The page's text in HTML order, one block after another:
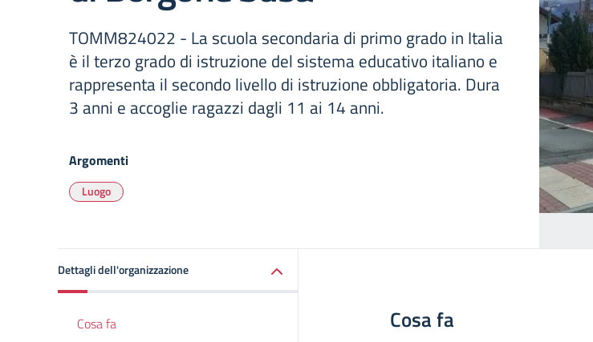
TOMM824022 - La scuola secondaria di primo grado in Italia
è il terzo grado di istruzione del sistema educativo italiano e
rappresenta il secondo livello di istruzione obbligatoria. Dura
3 anni e accoglie ragazzi dagli 11 ai 14 anni.
Argomenti
Luogo
Dettagli dell'organizzazione
Cosa fa
Cosa fa